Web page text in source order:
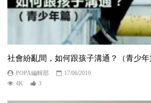
社會紛亂間，如何跟孩子溝通？（青少年
POPA編輯部
17/06/2019
4K
3